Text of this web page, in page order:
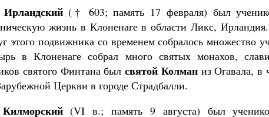
(† 603; память 17 февраля) был
жизнь в Клоненаге в области Ликс,
этого подвижника со временем собралось множество
в Клоненаге собрал много святых монахов,
святого Финтана былсвятой Колманиз Огавала, в
Церкви в городе Страдбалли.
(VI в.; память 9 августа) был